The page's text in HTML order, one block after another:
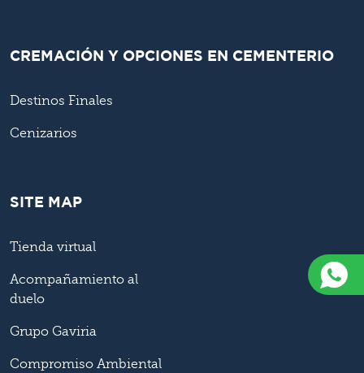
CREMACIÓN Y OPCIONES EN CEMENTERIO
Destinos Finales
Cenizarios
SITE MAP
Tienda virtual
Acompañamiento al
duelo
Grupo Gaviria
Compromiso Ambiental